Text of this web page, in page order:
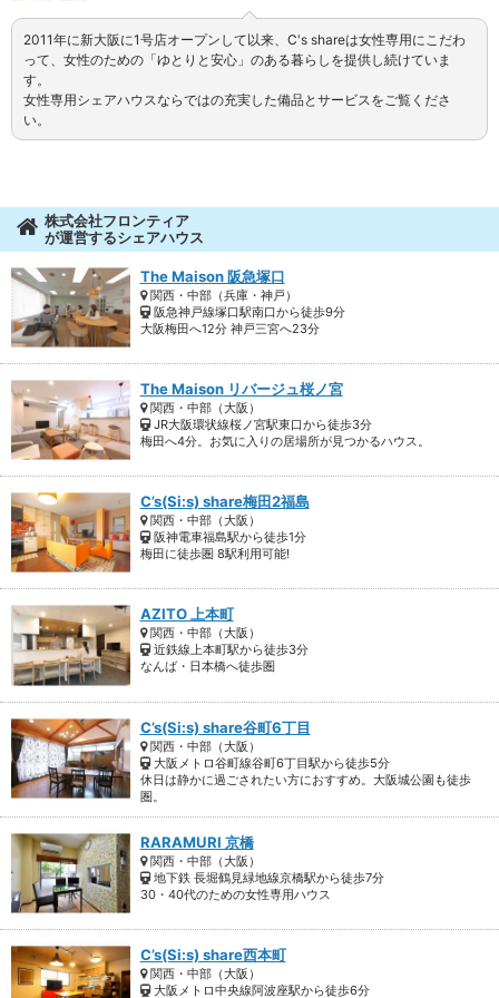
2011年に新大阪に1号店オープンして以来、C's shareは女性専用にこだわ
って、女性のための「ゆとりと安心」のある暮らしを提供し続けていま
す。
女性専用シェアハウスならではの充実した備品とサービスをご覧くださ
い。
株式会社フロンティア
が運営するシェアハウス
The Maison 阪急塚口
関西・中部（兵庫・神戸）
阪急神戸線塚口駅南口から徒歩9分
大阪梅田へ12分 神戸三宮へ23分
The Maison リバージュ桜ノ宮
関西・中部（大阪）
JR大阪環状線桜ノ宮駅東口から徒歩3分
梅田へ4分。お気に入りの居場所が見つかるハウス。
C’s(Si:s) share梅田2福島
関西・中部（大阪）
阪神電車福島駅から徒歩1分
梅田に徒歩圏 8駅利用可能!
AZITO 上本町
関西・中部（大阪）
近鉄線上本町駅から徒歩3分
なんば・日本橋へ徒歩圏
C’s(Si:s) share谷町6丁目
関西・中部（大阪）
大阪メトロ谷町線谷町6丁目駅から徒歩5分
休日は静かに過ごされたい方におすすめ。大阪城公園も徒歩
圏。
RARAMURI 京橋
関西・中部（大阪）
地下鉄 長堀鶴見緑地線京橋駅から徒歩7分
30・40代のための女性専用ハウス
C’s(Si:s) share西本町
関西・中部（大阪）
大阪メトロ中央線阿波座駅から徒歩6分